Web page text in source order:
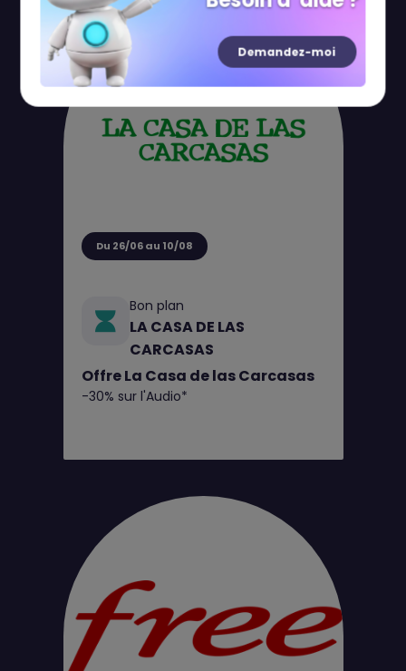
Du 26/06 au 10/08
Bon plan
LA CASA DE LAS
CARCASAS
Offre La Casa de las Carcasas
-30% sur l'Audio*
Demandez-moi